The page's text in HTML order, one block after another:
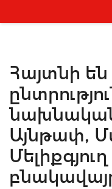
Հայտնի
նախնական
Այնթափ,
Մելիքգյուղ